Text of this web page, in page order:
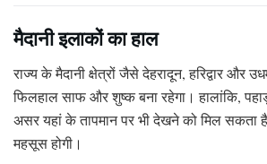
मैदानी इलाकों का हाल
राज्य के मैदानी क्षेत्रों जैसे देहरादून, हरिद्वार और
फिलहाल साफ और शुष्क बना रहेगा। हालांकि,
असर यहां के तापमान पर भी देखने को मिल
महसूस होगी।